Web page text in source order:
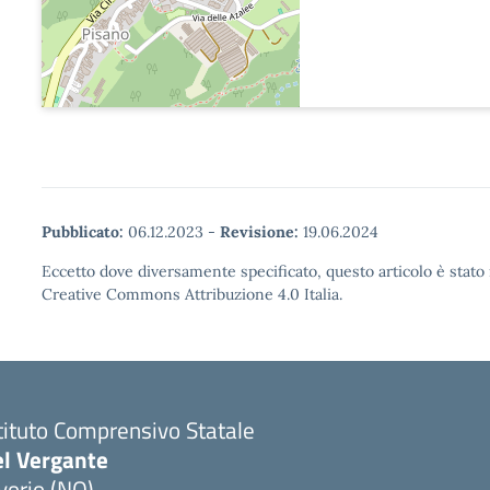
Pubblicato: 06.12.2023 - Revisione: 19.06.2024
Eccetto dove diversamente specificato, questo articolo è
Creative Commons Attribuzione 4.0 Italia.
Comprensivo Statale
Vergante